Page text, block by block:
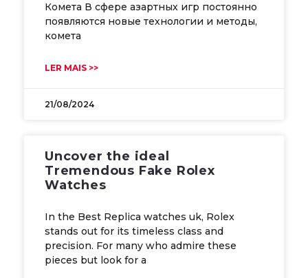
Комета В сфере азартных игр постоянно
появляются новые технологии и методы,
комета
LER MAIS >>
21/08/2024
Uncover the ideal
Tremendous Fake Rolex
Watches
In the Best Replica watches uk, Rolex
stands out for its timeless class and
precision. For many who admire these
pieces but look for a